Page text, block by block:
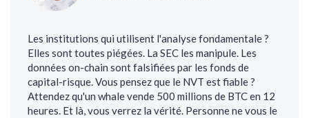
Les institutions qui utilisent l'analyse fondamentale ?
Elles sont toutes piégées. La SEC les manipule. Les
données on-chain sont falsifiées par les fonds de
capital-risque. Vous pensez que le NVT est fiable ?
Attendez qu'un whale vende 500 millions de BTC en 12
heures. Et là, vous verrez la vérité. Personne ne vous le